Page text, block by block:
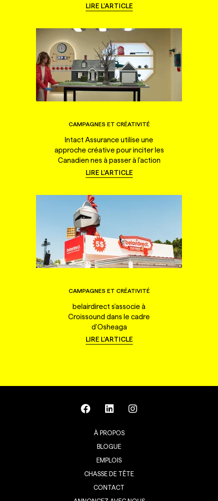
LIRE L'ARTICLE
CAMPAGNES ET CRÉATIVITÉ
Intact Assurance utilise une
approche créative pour inciter les
Canadien·nes à passer à l'action
LIRE L'ARTICLE
CAMPAGNES ET CRÉATIVITÉ
belairdirect s'associe à
Croissound dans le cadre
d'Osheaga
LIRE L'ARTICLE
À PROPOS
BLOGUE
EMPLOIS
CHASSE DE TÊTE
CONTACT